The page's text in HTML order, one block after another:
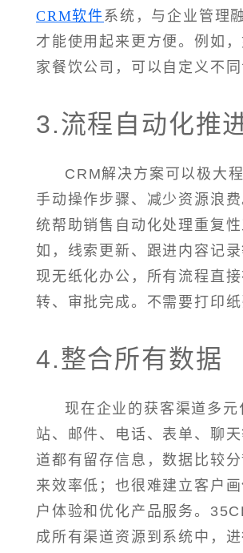
CRM软件系统，与企业管理
才能使用起来更方便。例如
家餐饮公司，可以自定义不同
3.流程自动化推
CRM解决方案可以极大
手动操作步骤、减少资源浪
统帮助销售自动化处理重复
如，线索更新、跟进内容记
现无纸化办公，所有流程直
转、审批完成。不需要打印纸
4.整合所有数据
现在企业的获客渠道多元
站、邮件、电话、表单、聊
道都有留存信息，数据比较
来效率低；也很难建立客户
户体验和优化产品服务。
成所有渠道资源到系统中，